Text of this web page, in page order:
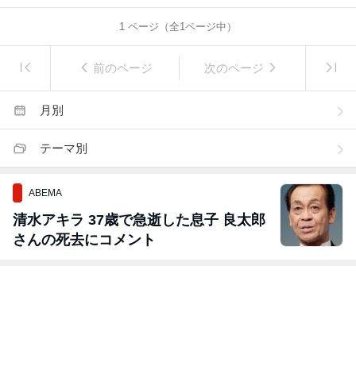
1 ページ（全1ページ中）
前のページ 次のページ
月別
テーマ別
ABEMA
清水アキラ 37歳で急逝した息子 良太郎
さんの死去にコメント